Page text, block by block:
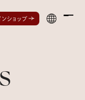
ンショップ Menu